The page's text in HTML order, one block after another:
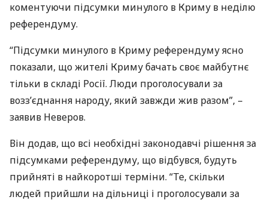
коментуючи підсумки минулого в Криму в неділю
референдуму.
“Підсумки минулого в Криму референдуму ясно
показали, що жителі Криму бачать своє майбутнє
тільки в складі Росії. Люди проголосували за
возз’єднання народу, який завжди жив разом”, –
заявив Неверов.
Він додав, що всі необхідні законодавчі рішення за
підсумками референдуму, що відбувся, будуть
прийняті в найкоротші терміни. “Те, скільки
людей прийшли на дільниці і проголосували за